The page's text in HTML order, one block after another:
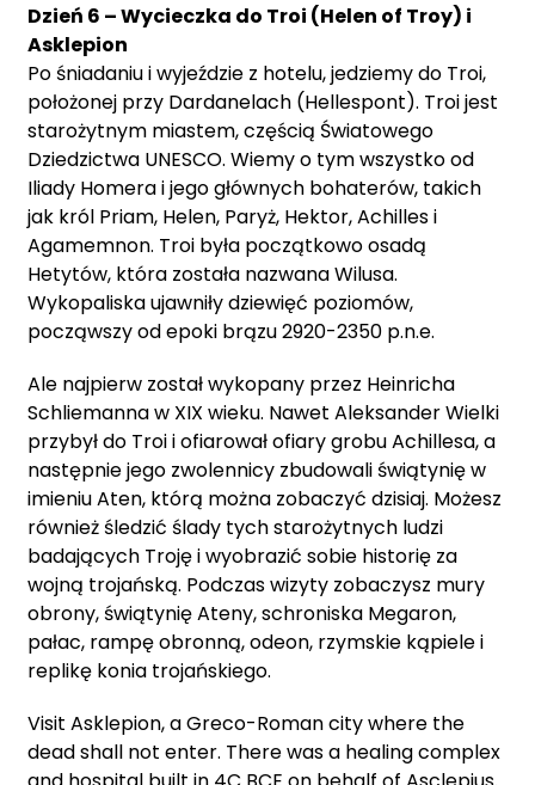
Dzień 6 – Wycieczka do Troi (Helen of Troy) i
Asklepion
Po śniadaniu i wyjeździe z hotelu, jedziemy do Troi,
położonej przy Dardanelach (Hellespont). Troi jest
starożytnym miastem, częścią Światowego
Dziedzictwa UNESCO. Wiemy o tym wszystko od
Iliady Homera i jego głównych bohaterów, takich
jak król Priam, Helen, Paryż, Hektor, Achilles i
Agamemnon. Troi była początkowo osadą
Hetytów, która została nazwana Wilusa.
Wykopaliska ujawniły dziewięć poziomów,
począwszy od epoki brązu 2920-2350 p.n.e.
Ale najpierw został wykopany przez Heinricha
Schliemanna w XIX wieku. Nawet Aleksander Wielki
przybył do Troi i ofiarował ofiary grobu Achillesa, a
następnie jego zwolennicy zbudowali świątynię w
imieniu Aten, którą można zobaczyć dzisiaj. Możesz
również śledzić ślady tych starożytnych ludzi
badających Troję i wyobrazić sobie historię za
wojną trojańską. Podczas wizyty zobaczysz mury
obrony, świątynię Ateny, schroniska Megaron,
pałac, rampę obronną, odeon, rzymskie kąpiele i
replikę konia trojańskiego.
Visit Asklepion, a Greco-Roman city where the
dead shall not enter. There was a healing complex